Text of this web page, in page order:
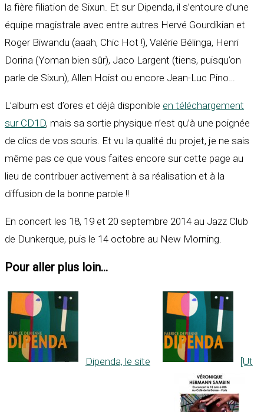
la fière filiation de Sixun. Et sur Dipenda, il s’entoure d’une
équipe magistrale avec entre autres Hervé Gourdikian et
Roger Biwandu (aaah, Chic Hot !), Valérie Bélinga, Henri
Dorina (Yoman bien sûr), Jaco Largent (tiens, puisqu’on
parle de Sixun), Allen Hoist ou encore Jean-Luc Pino…
L’album est d’ores et déjà disponible en téléchargement
sur CD1D, mais sa sortie physique n’est qu’à une poignée
de clics de vos souris. Et vu la qualité du projet, je ne sais
même pas ce que vous faites encore sur cette page au
lieu de contribuer activement à sa réalisation et à la
diffusion de la bonne parole !!
En concert les 18, 19 et 20 septembre 2014 au Jazz Club
de Dunkerque, puis le 14 octobre au New Morning.
Pour aller plus loin...
Dipenda, le site [Ut